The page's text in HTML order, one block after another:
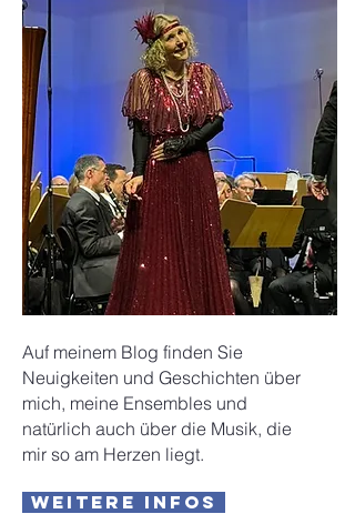
Auf meinem Blog finden Sie
Neuigkeiten und Geschichten über
mich, meine Ensembles und
natürlich auch über die Musik, die
mir so am Herzen liegt.
weitere Infos